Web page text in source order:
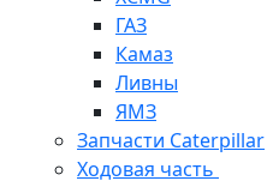
ГАЗ
Камаз
Ливны
ЯМЗ
Запчасти Caterpillar
Ходовая часть